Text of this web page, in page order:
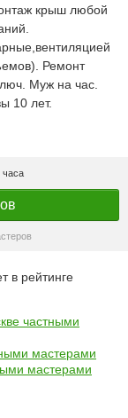
крыш любой
Ремонт
Муж на час.
10 лет.
часа
в рейтинге
частными
мастерами
мастерами